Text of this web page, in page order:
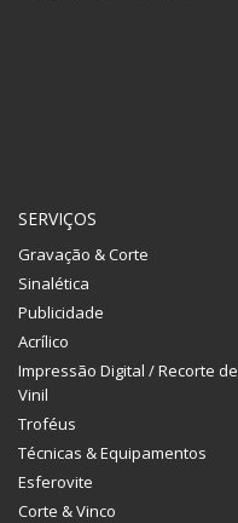
SERVIÇOS
Gravação & Corte
Sinalética
Publicidade
Acrílico
Impressão Digital / Recorte de
Vinil
Troféus
Técnicas & Equipamentos
Esferovite
Corte & Vinco